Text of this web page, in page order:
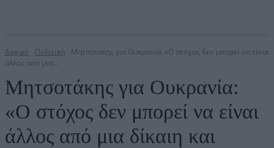
Αρχική Πολιτική
Μητσοτάκης για Ουκρανία: «Ο στόχος δεν μπορεί να είναι
άλλος από μια...
Μητσοτάκης για Ουκρανία:
«Ο στόχος δεν μπορεί να είναι
άλλος από μια δίκαιη και